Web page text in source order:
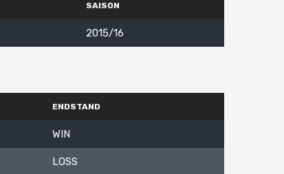
SAISON
2015/16
ENDSTAND
WIN
LOSS